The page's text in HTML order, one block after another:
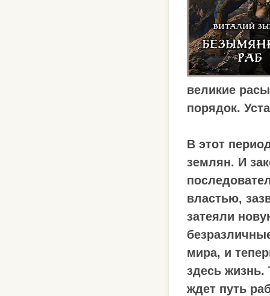
великие
порядок.
В этот
землян. И
властью,
затеяли
мира, и
здесь жизнь.
ждет путь